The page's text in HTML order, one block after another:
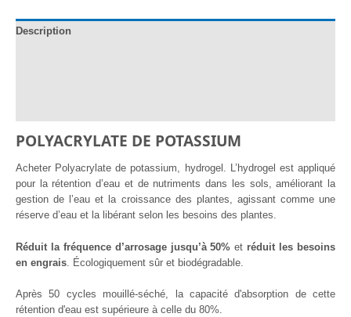
Description
POLYACRYLATE DE POTASSIUM
Acheter Polyacrylate de potassium, hydrogel. L’hydrogel est appliqué
pour la rétention d’eau et de nutriments dans les sols, améliorant la
gestion de l’eau et la croissance des plantes, agissant comme une
réserve d’eau et la libérant selon les besoins des plantes.
Réduit la fréquence d’arrosage jusqu’à 50%et réduit les besoins
en engrais . Écologiquement sûr et biodégradable.
Après 50 cycles mouillé-séché, la capacité d'absorption de cette
rétention d'eau est supérieure à celle du 80%.